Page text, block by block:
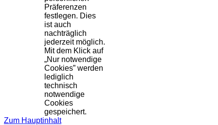
Präferenzen
festlegen. Dies
ist auch
nachträglich
jederzeit möglich.
Mit dem Klick auf
„Nur notwendige
Cookies” werden
lediglich
technisch
notwendige
Cookies
gespeichert.
Zum Hauptinhalt